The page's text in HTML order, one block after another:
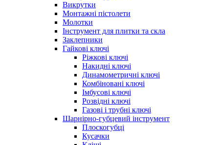
Викрутки
Монтажні пістолети
Молотки
Інструмент для плитки та скла
Заклепники
Гайкові ключі
Ріжкові ключі
Накидні ключі
Динамометричні ключі
Комбіновані ключі
Імбусові ключі
Розвідні ключі
Газові і трубні ключі
Шарнірно-губцевий інструмент
Плоскогубцi
Кусачки